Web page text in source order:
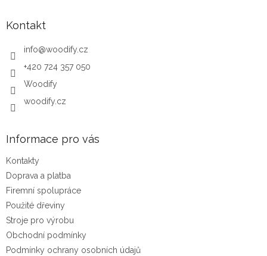
Kontakt
info@woodify.cz
+420 724 357 050
Woodify
woodify.cz
Informace pro vás
Kontakty
Doprava a platba
Firemní spolupráce
Použité dřeviny
Stroje pro výrobu
Obchodní podmínky
Podmínky ochrany osobních údajů